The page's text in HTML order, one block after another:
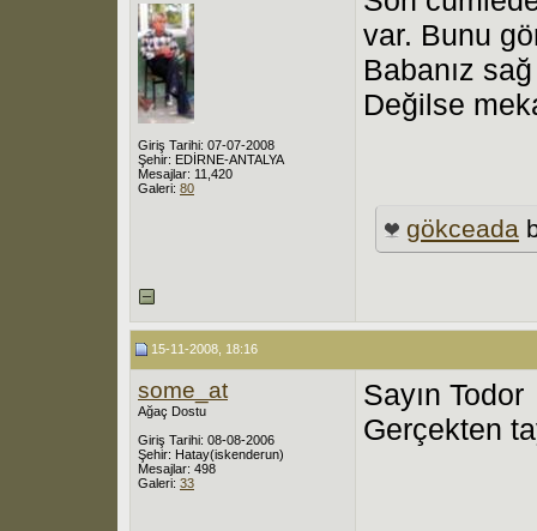
Giriş Tarihi: 07-07-2008
Şehir: EDİRNE-ANTALYA
Mesajlar: 11,420
Galeri: 80
var. Bunu
Babanız
Değilse
gökceada
15-11-2008, 18:16
some_at
Ağaç Dostu
Giriş Tarihi: 08-08-2006
Şehir: Hatay(iskenderun)
Mesajlar: 498
Galeri: 33
Sayın Todor
Gerçekten